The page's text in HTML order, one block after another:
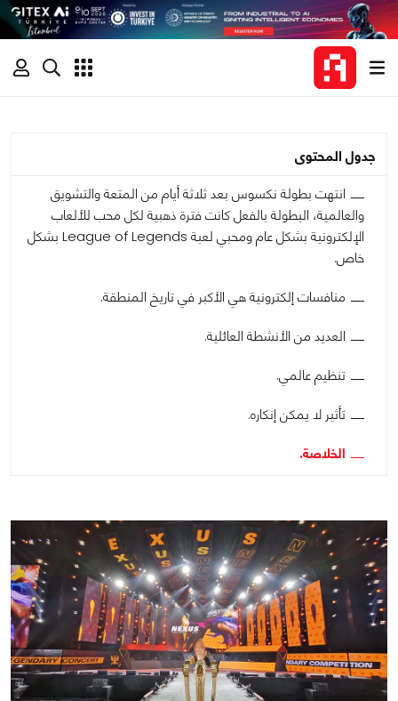
جدول المحتوى
انتهت بطولة نكسوس بعد ثلاثة أيام من المتعة والتشويق
والعالمية، البطولة بالفعل كانت فترة ذهبية لكل محب للألعاب
الإلكترونية بشكل عام ومحبي لعبة League of Legends بشكل
خاص.
منافسات إلكترونية هي الأكبر في تاريخ المنطقة.
العديد من الأنشطة العائلية.
تنظيم عالمي.
تأثير لا يمكن إنكاره.
الخلاصة.